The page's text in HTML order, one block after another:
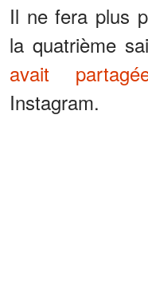
Il ne fera plus
la quatrième
avait
Instagram.